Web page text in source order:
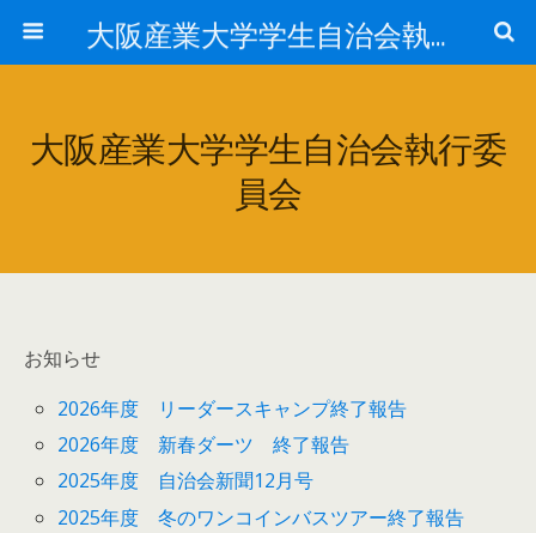
大阪産業大学学生自治会執行委員会
大阪産業大学学生自治会執行委
員会
お知らせ
2026年度 リーダースキャンプ終了報告
2026年度 新春ダーツ 終了報告
2025年度 自治会新聞12月号
2025年度 冬のワンコインバスツアー終了報告